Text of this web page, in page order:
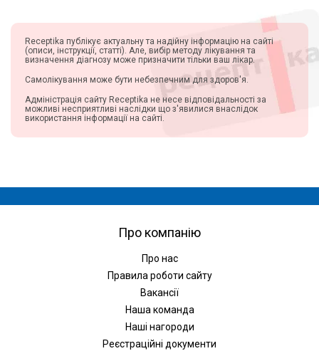
Receptika публікує актуальну та надійну інформацію на сайті
(описи, інструкції, статті). Але, вибір методу лікування та
визначення діагнозу може призначити тільки ваш лікар.
Самолікування може бути небезпечним для здоров'я.
Адміністрація сайту Receptika не несе відповідальності за
можливі несприятливі наслідки що з'явилися внаслідок
використання інформації на сайті.
Про компанію
Про нас
Правила роботи сайту
Вакансії
Наша команда
Наші нагороди
Реєстраційні документи